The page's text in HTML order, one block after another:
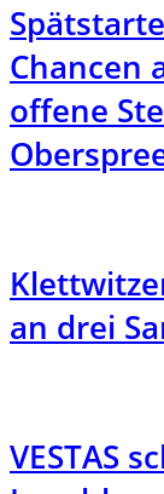
Chancen
offene
an drei
VESTAS